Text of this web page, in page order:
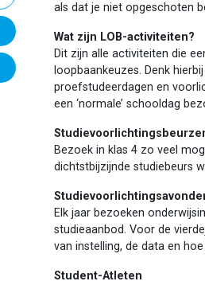
als dat je niet opgeschoten
Wat zijn LOB-activiteiten?
Dit zijn alle activiteiten die
loopbaankeuzes. Denk
proefstudeerdagen en
een ‘normale’ schooldag
Bezoek in klas 4 zo veel
dichtstbijzijnde studiebeurs
Elk jaar bezoeken
studieaanbod. Voor de
van instelling, de data en
Student-Atleten